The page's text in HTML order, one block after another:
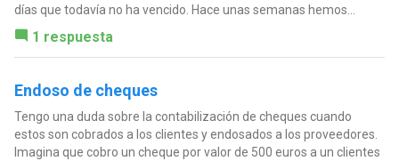
días que todavía no ha vencido. Hace unas semanas hemos...
1 respuesta
Endoso de cheques
Tengo una duda sobre la contabilización de cheques cuando
estos son cobrados a los clientes y endosados a los proveedores.
Imagina que cobro un cheque por valor de 500 euros a un clientes